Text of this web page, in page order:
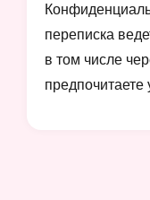
переписка
в том числе
предпочитаете